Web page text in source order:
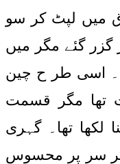
میں لپٹ کر سو
گزر گئے مگر میں
اسی طر ح چین
تھا مگر قسمت
لکھا تھا۔ گہری
سر پر محسوس